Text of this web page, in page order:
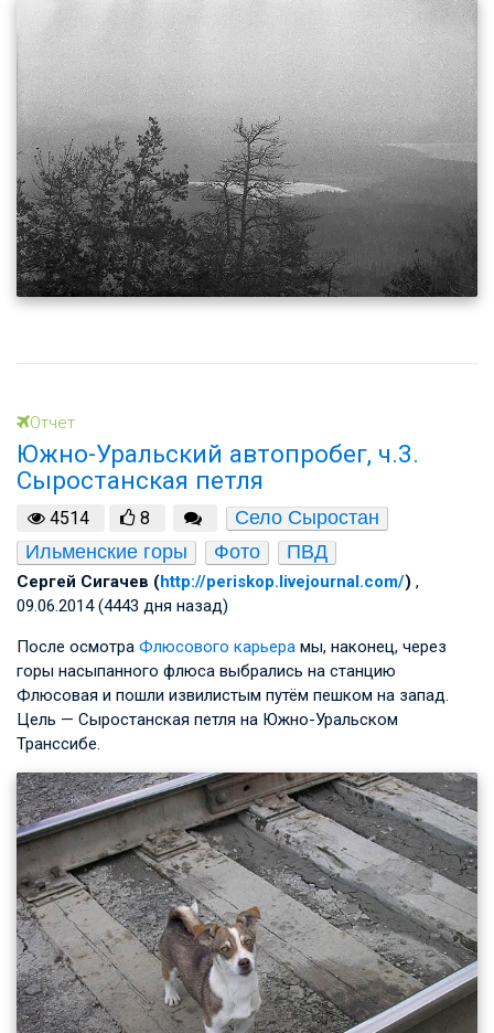
Отчет
Южно-Уральский автопробег, ч.3.
Сыростанская петля
4514 8
Село Сыростан
Ильменские горы
Фото ПВД
Cергей Сигачев (http://periskop.livejournal.com/) ,
09.06.2014 (4443 дня назад)
После осмотра Флюсового карьера мы, наконец, через
горы насыпанного флюса выбрались на станцию
Флюсовая и пошли извилистым путём пешком на запад.
Цель — Сыростанская петля на Южно-Уральском
Транссибе.